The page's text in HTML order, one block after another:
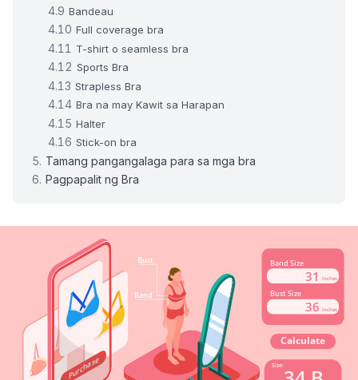
Bandeau
Full coverage bra
T-shirt o seamless bra
Sports Bra
Strapless Bra
Bra na may Kawit sa Harapan
Halter
Stick-on bra
Tamang pangangalaga para sa mga bra
Pagpapalit ng Bra